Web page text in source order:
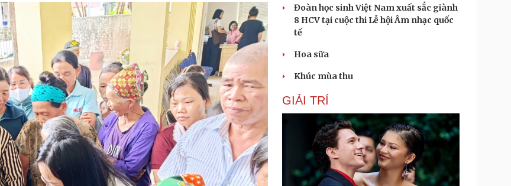
Đoàn học sinh Việt Nam xuất sắc giành
8 HCV tại cuộc thi Lễ hội Âm nhạc quốc
tế
Hoa sữa
Khúc mùa thu
GIẢI TRÍ